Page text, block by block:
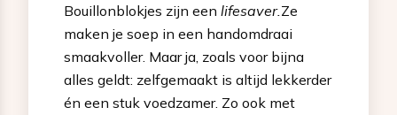
Bouillonblokjes zijn een lifesaver. Ze
maken je soep in een handomdraai
smaakvoller. Maar ja, zoals voor bijna
alles geldt: zelfgemaakt is altijd lekkerder
én een stuk voedzamer. Zo ook met